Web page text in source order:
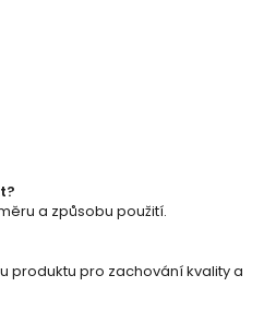
i
u
a způsobu použití.
produktu pro zachování kvality a